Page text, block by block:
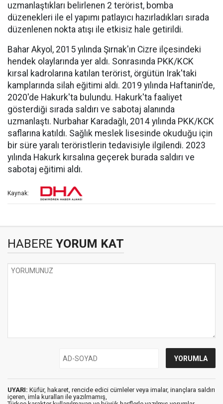
uzmanlaştıkları belirlenen 2 terörist, bomba
düzenekleri ile el yapımı patlayıcı hazırladıkları sırada
düzenlenen nokta atışı ile etkisiz hale getirildi.
Bahar Akyol, 2015 yılında Şırnak'ın Cizre ilçesindeki
hendek olaylarında yer aldı. Sonrasında PKK/KCK
kırsal kadrolarına katılan terörist, örgütün Irak'taki
kamplarında silah eğitimi aldı. 2019 yılında Haftanin'de,
2020'de Hakurk'ta bulundu. Hakurk'ta faaliyet
gösterdiği sırada saldırı ve sabotaj alanında
uzmanlaştı. Nurbahar Karadağlı, 2014 yılında PKK/KCK
saflarına katıldı. Sağlık meslek lisesinde okuduğu için
bir süre yaralı teröristlerin tedavisiyle ilgilendi. 2023
yılında Hakurk kırsalına geçerek burada saldırı ve
sabotaj eğitimi aldı.
Kaynak:
HABERE YORUM KAT
UYARI: Küfür, hakaret, rencide edici cümleler veya imalar, inançlara saldırı
içeren, imla kuralları ile yazılmamış,